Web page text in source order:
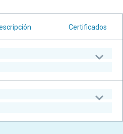
Certificados